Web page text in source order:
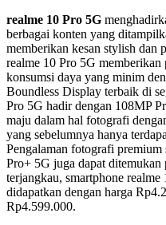
realme 10 Pro 5G
berbagai konten yang
memberikan kesan stylish dan
realme 10 Pro 5G memberikan
konsumsi daya yang minim
Boundless Display terbaik di
Pro 5G hadir dengan 108MP
maju dalam hal fotografi
yang sebelumnya hanya
Pengalaman fotografi premium
Pro+ 5G juga dapat
terjangkau, smartphone
didapatkan dengan harga
Rp4.599.000.